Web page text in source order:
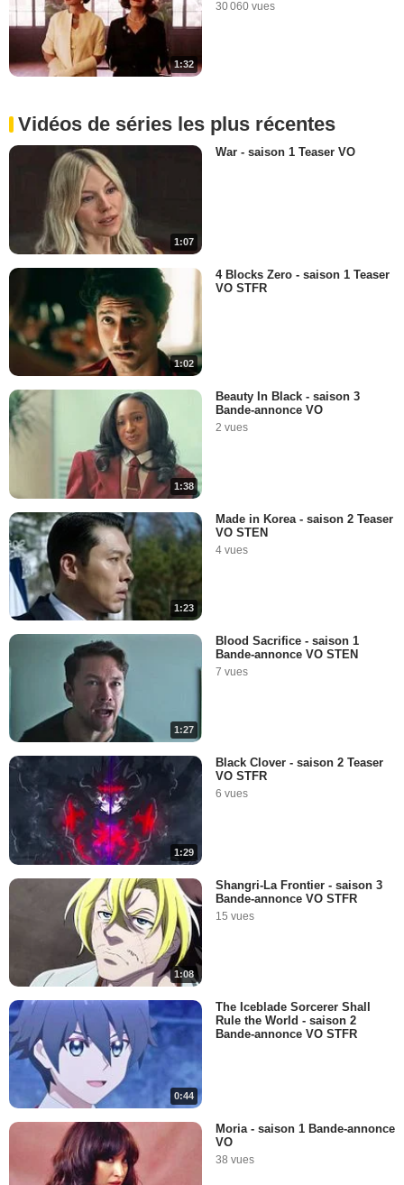
1:32
30 060 vues
Vidéos de séries les plus récentes
1:07
War - saison 1 Teaser VO
1:02
4 Blocks Zero - saison 1 Teaser
VO STFR
1:38
Beauty In Black - saison 3
Bande-annonce VO
2 vues
1:23
Made in Korea - saison 2 Teaser
VO STEN
4 vues
1:27
Blood Sacrifice - saison 1
Bande-annonce VO STEN
7 vues
1:29
Black Clover - saison 2 Teaser
VO STFR
6 vues
1:08
Shangri-La Frontier - saison 3
Bande-annonce VO STFR
15 vues
0:44
The Iceblade Sorcerer Shall
Rule the World - saison 2
Bande-annonce VO STFR
Moria - saison 1 Bande-annonce
VO
38 vues